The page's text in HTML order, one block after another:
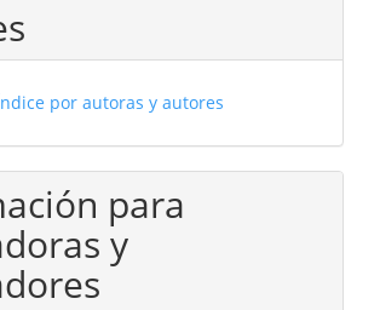
por autoras y autores
para
y